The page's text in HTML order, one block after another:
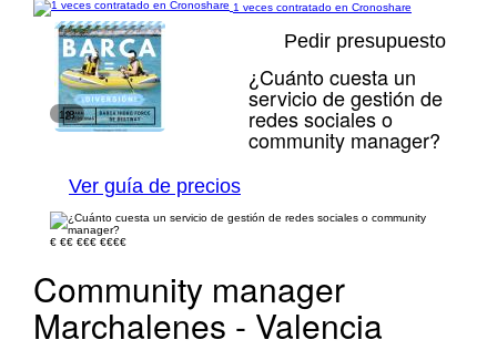
1 veces contratado en Cronoshare
1/8
Pedir presupuesto
¿Cuánto cuesta un
servicio de gestión de
redes sociales o
community manager?
Ver guía de precios
€ €€ €€€ €€€€
Community manager
Marchalenes - Valencia